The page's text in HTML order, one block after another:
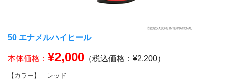
50 エナメルハイヒール
本体価格： ¥2,000 （税込価格：¥2,200）
【カラー】
レッド